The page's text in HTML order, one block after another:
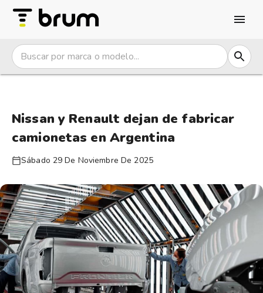
Nissan y Renault dejan de fabricar
camionetas en Argentina
Sábado 29 De Noviembre De 2025